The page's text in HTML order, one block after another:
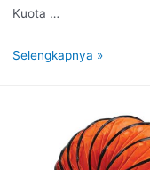
Kuota …
Selengkapnya »